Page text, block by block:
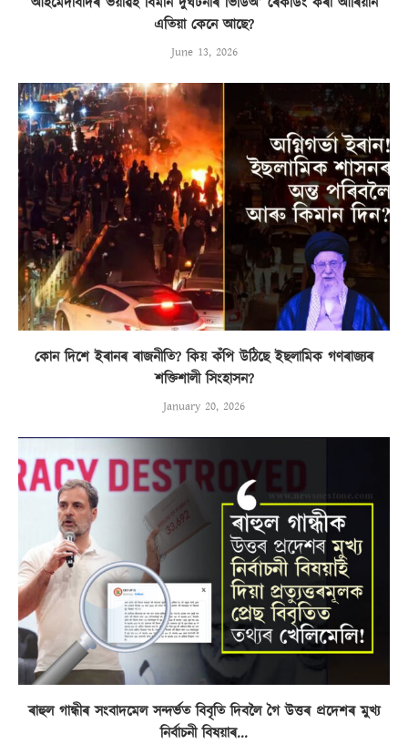
এতিয়া কেনে আছে?
June 13, 2026
কোন দিশে ইৰানৰ ৰাজনীতি? কিয় কঁপি উঠিছে ইছলামিক গণৰাজ্যৰ
শক্তিশালী সিংহাসন?
January 20, 2026
ৰাহুল গান্ধীৰ সংবাদমেল সন্দৰ্ভত বিবৃতি দিবলৈ গৈ উত্তৰ প্ৰদেশৰ মুখ্য
নিৰ্বাচনী বিষয়াৰ...